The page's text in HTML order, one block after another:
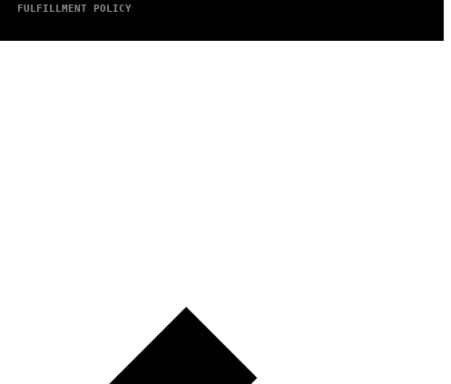
FULFILLMENT POLICY